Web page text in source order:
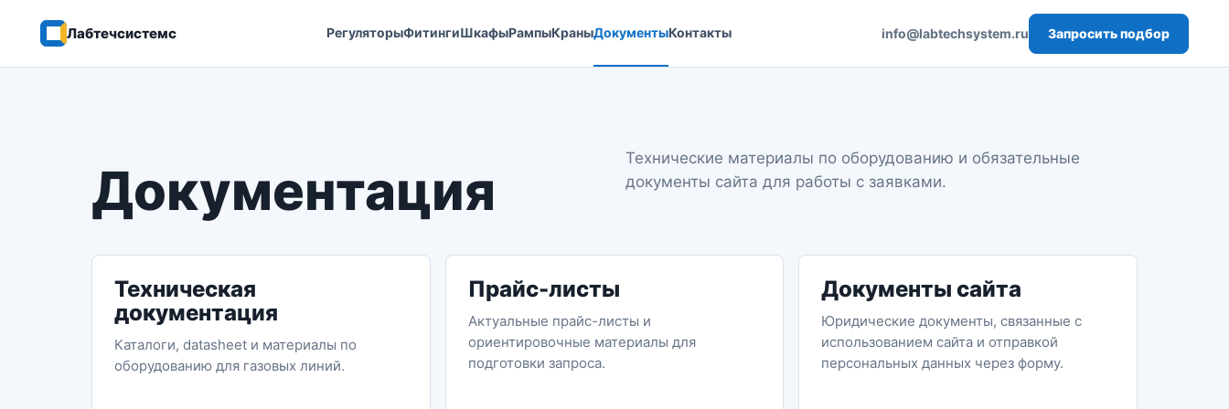
Лабтечсистемс РегуляторыФитингиШкафыРампыКраныДокументыКонтакты info@labtechsystem.ru Запросить подбор
Документация
Технические материалы по оборудованию и обязательные
документы сайта для работы с заявками.
Техническая
документация
Каталоги, datasheet и материалы по
оборудованию для газовых линий.
Прайс-листы
Актуальные прайс-листы и
ориентировочные материалы для
подготовки запроса.
Документы сайта
Юридические документы, связанные с
использованием сайта и отправкой
персональных данных через форму.